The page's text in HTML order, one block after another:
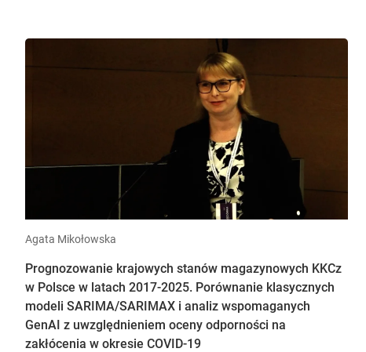
Agata Mikołowska
Prognozowanie krajowych stanów magazynowych KKCz
w Polsce w latach 2017-2025. Porównanie klasycznych
modeli SARIMA/SARIMAX i analiz wspomaganych
GenAI z uwzględnieniem oceny odporności na
zakłócenia w okresie COVID-19